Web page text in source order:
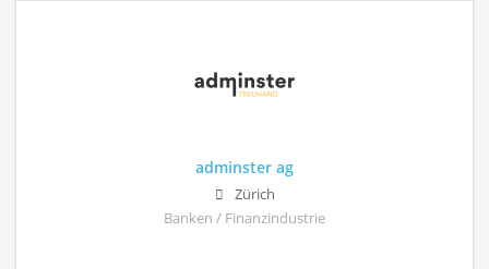
adminster ag
Zürich
Banken / Finanzindustrie